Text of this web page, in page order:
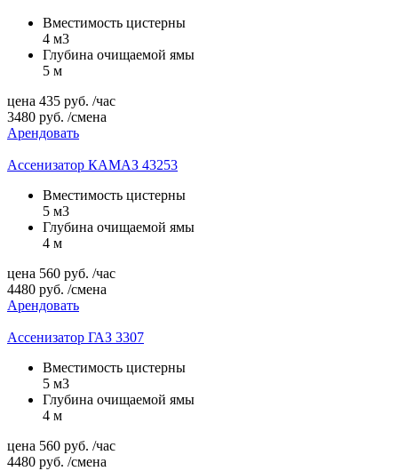
Вместимость цистерны
4 м3
Глубина очищаемой ямы
5 м
цена 435 руб. /час
3480 руб. /смена
Арендовать
Ассенизатор КАМАЗ 43253
Вместимость цистерны
5 м3
Глубина очищаемой ямы
4 м
цена 560 руб. /час
4480 руб. /смена
Арендовать
Ассенизатор ГАЗ 3307
Вместимость цистерны
5 м3
Глубина очищаемой ямы
4 м
цена 560 руб. /час
4480 руб. /смена